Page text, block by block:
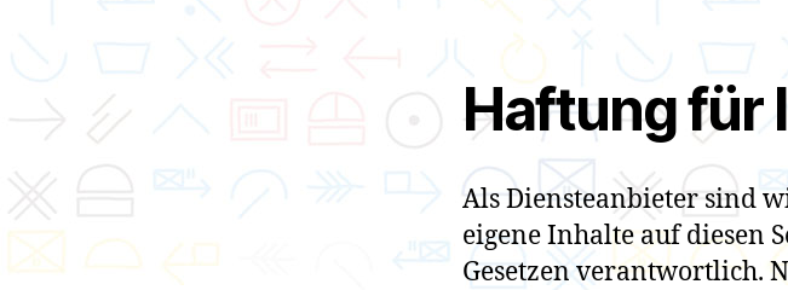
Haftung für
Als Diensteanbieter sind
eigene Inhalte auf diesen
Gesetzen verantwortlich.